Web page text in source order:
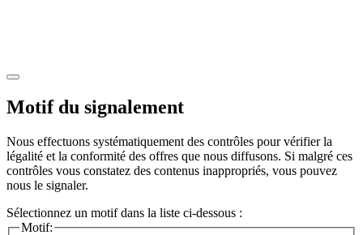
Motif du signalement
Nous effectuons systématiquement des contrôles pour vérifier la
légalité et la conformité des offres que nous diffusons. Si malgré ces
contrôles vous constatez des contenus inappropriés, vous pouvez
nous le signaler.
Sélectionnez un motif dans la liste ci-dessous :
Motif: